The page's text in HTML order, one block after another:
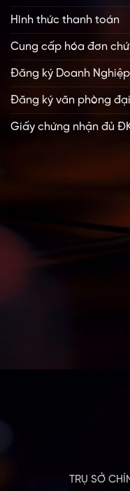
Hình thức thanh toán
Cung cấp hóa đơn
Đăng ký Doanh Nghiệp
Đăng ký văn phòng
Giấy chứng nhận đủ
TRỤ SỞ